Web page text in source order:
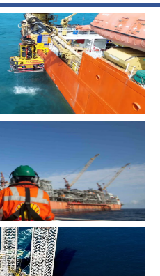
度海上钻井作业
牌旗下塞浦路斯子公司